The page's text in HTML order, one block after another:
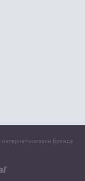
магазин бренда